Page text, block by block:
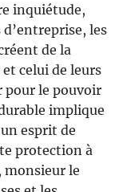
inquiétude,
les
de la
celui de leurs
pour le pouvoir
implique
esprit de
protection à
monsieur le